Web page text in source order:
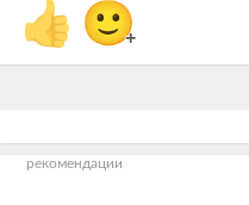
👍 🙂+
рекомендации